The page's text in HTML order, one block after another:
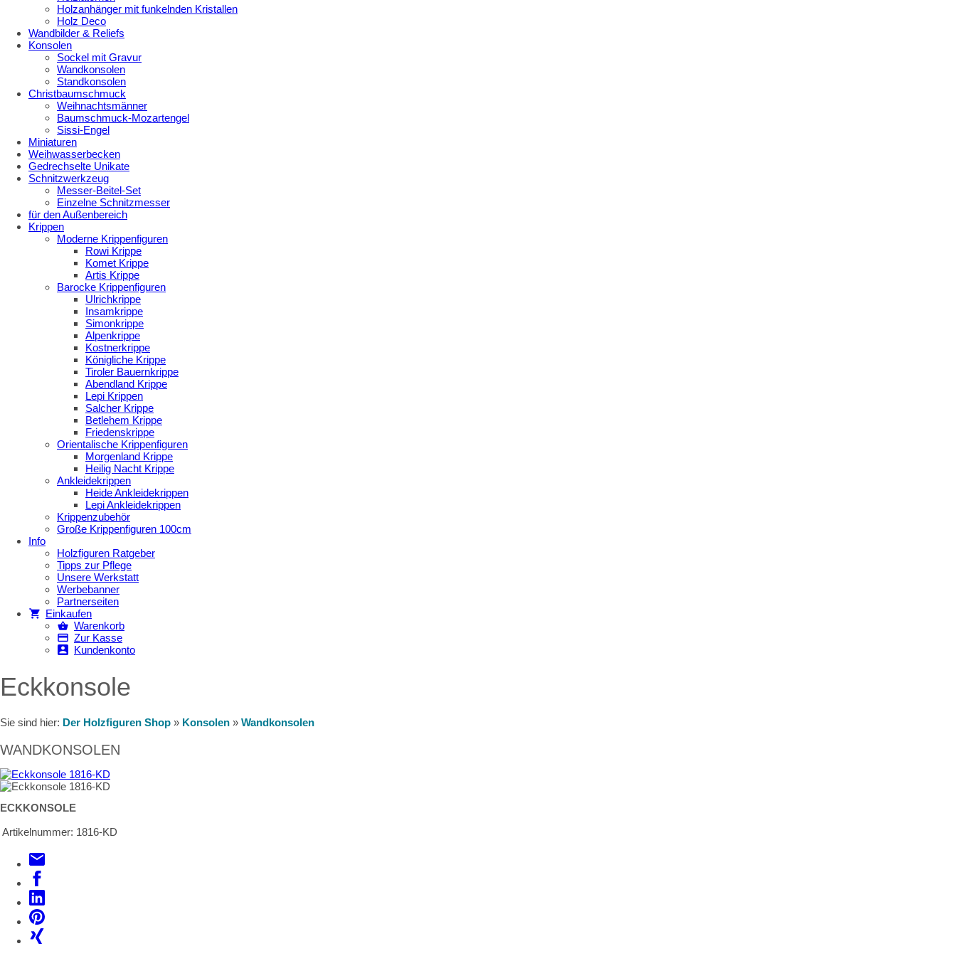
Holzanhänger mit funkelnden Kristallen
Holz Deco
Wandbilder & Reliefs
Konsolen
Sockel mit Gravur
Wandkonsolen
Standkonsolen
Christbaumschmuck
Weihnachtsmänner
Baumschmuck-Mozartengel
Sissi-Engel
Miniaturen
Weihwasserbecken
Gedrechselte Unikate
Schnitzwerkzeug
Messer-Beitel-Set
Einzelne Schnitzmesser
für den Außenbereich
Krippen
Moderne Krippenfiguren
Rowi Krippe
Komet Krippe
Artis Krippe
Barocke Krippenfiguren
Ulrichkrippe
Insamkrippe
Simonkrippe
Alpenkrippe
Kostnerkrippe
Königliche Krippe
Tiroler Bauernkrippe
Abendland Krippe
Lepi Krippen
Salcher Krippe
Betlehem Krippe
Friedenskrippe
Orientalische Krippenfiguren
Morgenland Krippe
Heilig Nacht Krippe
Ankleidekrippen
Heide Ankleidekrippen
Lepi Ankleidekrippen
Krippenzubehör
Große Krippenfiguren 100cm
Info
Holzfiguren Ratgeber
Tipps zur Pflege
Unsere Werkstatt
Werbebanner
Partnerseiten
Einkaufen
Warenkorb
Zur Kasse
Kundenkonto
Eckkonsole
Sie sind hier: Der Holzfiguren Shop » Konsolen » Wandkonsolen
WANDKONSOLEN
ECKKONSOLE
Artikelnummer: 1816-KD